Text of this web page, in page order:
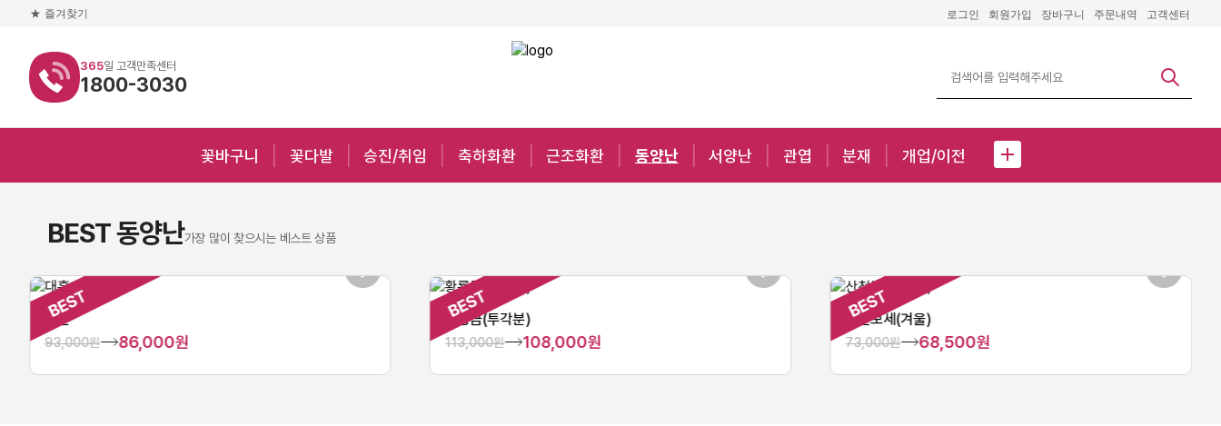
★ 즐겨찾기 로그인 회원가입 장바구니 주문내역 고객센터
365일 고객만족센터
1800-3030
꽃바구니 꽃다발 승진/취임 축하화환 근조화환 동양난 서양난 관엽 분재 개업/이전
BEST 동양난가장 많이 찾으시는 베스트 상품
대훈
93,000원 86,000원
황룡금(투각분)
113,000원 108,000원
산천보세(겨울)
73,000원 68,500원